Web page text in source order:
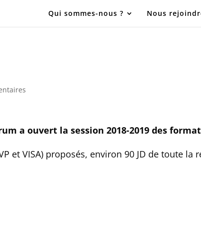
Qui sommes-nous ? Nous
a ouvert la session 2018-2019 des
et VISA) proposés, environ 90 JD de toute la